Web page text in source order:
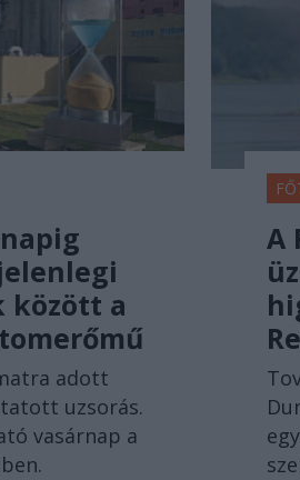
között a
adott
uzsorás.
vasárnap a
A